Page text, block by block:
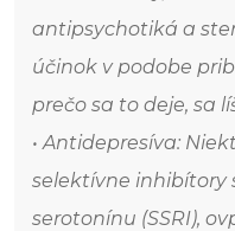
antipsychotiká a
účinok v podobe
prečo sa to deje, sa
• Antidepresíva:
selektívne
serotonínu (SSRI),